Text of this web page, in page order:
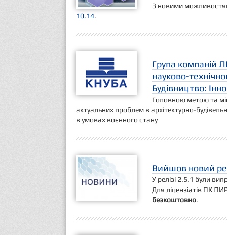
З новими
10.14.
Група компаній
науково-
Будівництво:
Головною метою та
актуальних проблем в архітектурно-
в умовах воєнного стану
Вийшов новий
У релізі 2.5.1 були
Для ліцензіатів ПК
безкоштовно.